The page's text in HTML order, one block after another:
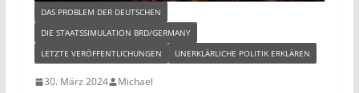
DAS PROBLEM DER DEUTSCHEN
DIE STAATSSIMULATION BRD/GERMANY
LETZTE VERÖFFENTLICHUNGEN
UNERKLÄRLICHE POLITIK ERKLÄREN
30. März 2024 Michael